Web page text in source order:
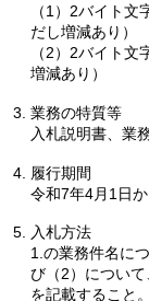
（1）2バイト
だし増減あり）
（2）2バイト
増減あり）
業務の特質等
入札説明書、業
履行期間
令和7年4月1日
入札方法
1.の業務件名に
び（2）につい
を記載すること。